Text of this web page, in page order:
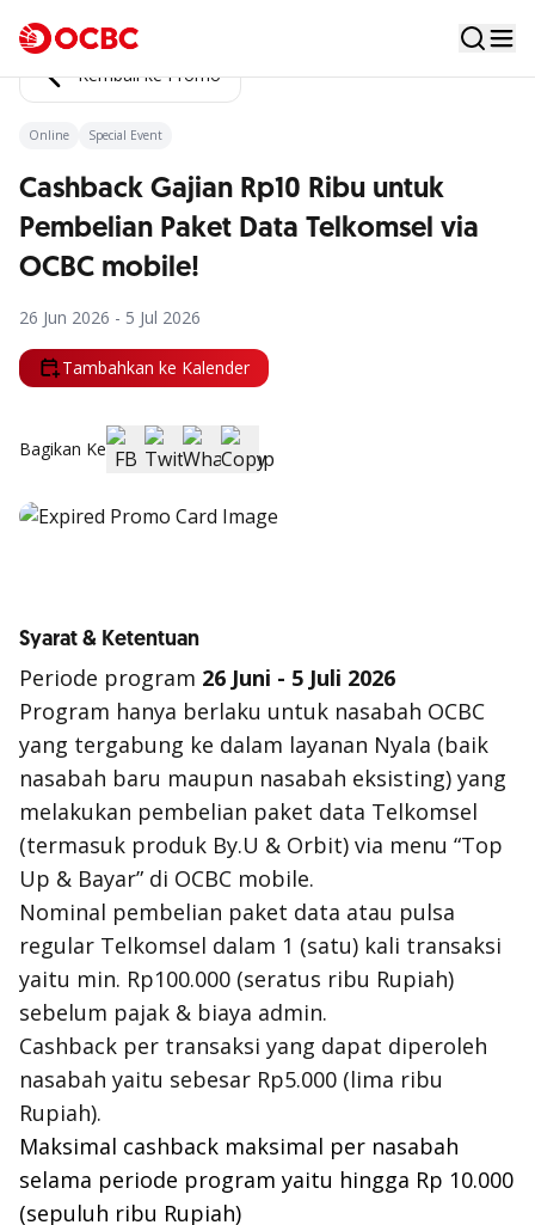
Kembali ke Promo
Online Special Event
Cashback Gajian Rp10 Ribu untuk
Pembelian Paket Data Telkomsel via
OCBC mobile!
26 Jun 2026 - 5 Jul 2026
Tambahkan ke Kalender
Bagikan Ke
Syarat & Ketentuan
Periode program 26 Juni - 5 Juli 2026
Program hanya berlaku untuk nasabah OCBC
yang tergabung ke dalam layanan Nyala (baik
nasabah baru maupun nasabah eksisting) yang
melakukan pembelian paket data Telkomsel
(termasuk produk By.U & Orbit) via menu “Top
Up & Bayar” di OCBC mobile.
Nominal pembelian paket data atau pulsa
regular Telkomsel dalam 1 (satu) kali transaksi
yaitu min. Rp100.000 (seratus ribu Rupiah)
sebelum pajak & biaya admin.
Cashback per transaksi yang dapat diperoleh
nasabah yaitu sebesar Rp5.000 (lima ribu
Rupiah).
Maksimal cashback maksimal per nasabah
selama periode program yaitu hingga Rp 10.000
(sepuluh ribu Rupiah)